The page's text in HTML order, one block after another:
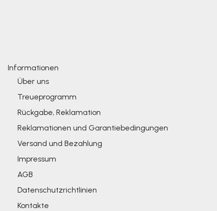
Informationen
Über uns
Treueprogramm
Rückgabe, Reklamation
Reklamationen und Garantiebedingungen
Versand und Bezahlung
Impressum
AGB
Datenschutzrichtlinien
Kontakte